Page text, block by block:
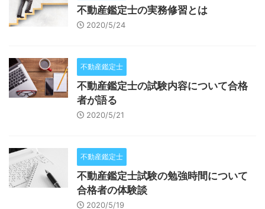
不動産鑑定士の実務修習とは
2020/5/24
不動産鑑定士
不動産鑑定士の試験内容について合格
者が語る
2020/5/21
不動産鑑定士
不動産鑑定士試験の勉強時間について
合格者の体験談
2020/5/19